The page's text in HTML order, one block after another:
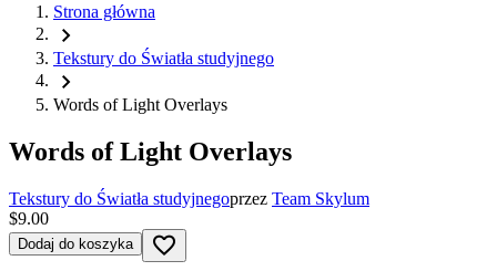
Strona główna
chevron_right
Tekstury do Światła studyjnego
chevron_right
Words of Light Overlays
Words of Light Overlays
Tekstury do Światła studyjnegoprzez Team Skylum
$9.00
Dodaj do koszyka favorite_border